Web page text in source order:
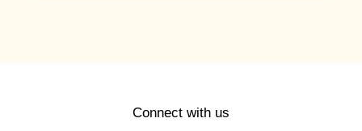
Connect with us